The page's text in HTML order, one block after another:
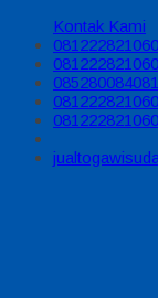
Kontak Kami
081222821060
081222821060
085280084081
081222821060
081222821060